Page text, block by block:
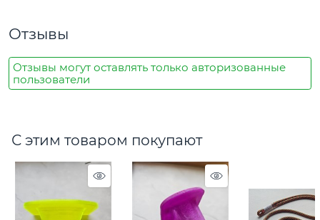
Отзывы
Отзывы могут оставлять только авторизованные
пользователи
С этим товаром покупают